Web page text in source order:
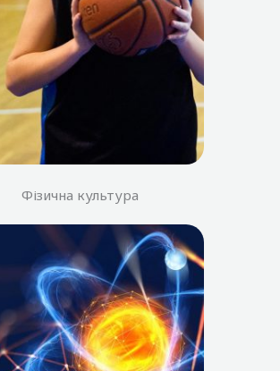
Фізична культура